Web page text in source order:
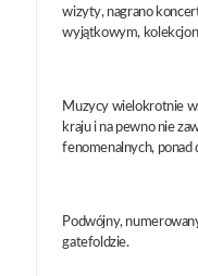
wizyty, nagrano
wyjątkowym,
Muzycy wielokrotnie
kraju i na pewno nie
fenomenalnych,
Podwójny,
gatefoldzie.